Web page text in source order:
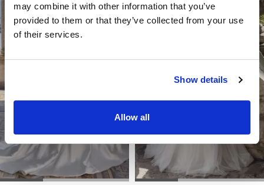
may combine it with other information that you’ve
provided to them or that they’ve collected from your use
of their services.
Show details
Allow all